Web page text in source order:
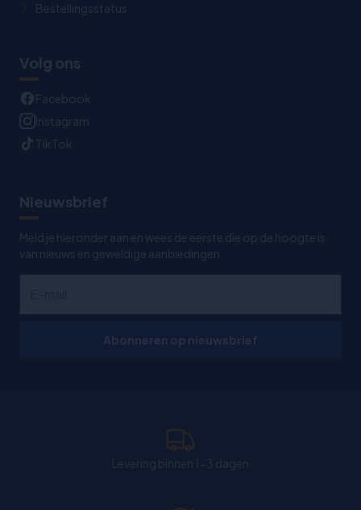
Bestellingsstatus
Volg ons
Facebook
Instagram
TikTok
Nieuwsbrief
Meld je hieronder aan en wees de eerste die op de hoogte is
van nieuws en geweldige aanbiedingen